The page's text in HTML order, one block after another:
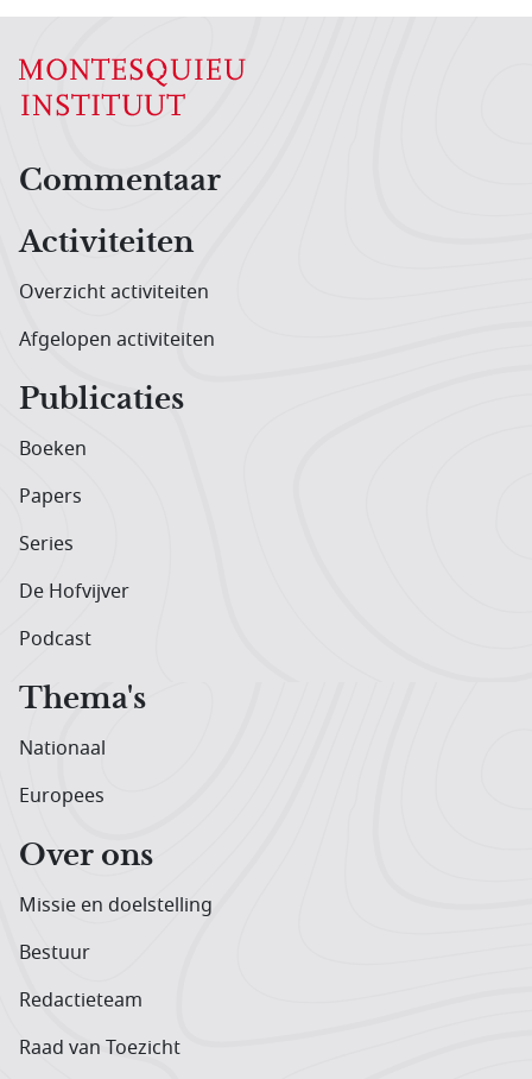
Hoofdnavigatiemenu
Commentaar
Activiteiten
Overzicht activiteiten
Afgelopen activiteiten
Publicaties
Boeken
Papers
Series
De Hofvijver
Podcast
Thema's
Nationaal
Europees
Over ons
Missie en doelstelling
Bestuur
Redactieteam
Raad van Toezicht